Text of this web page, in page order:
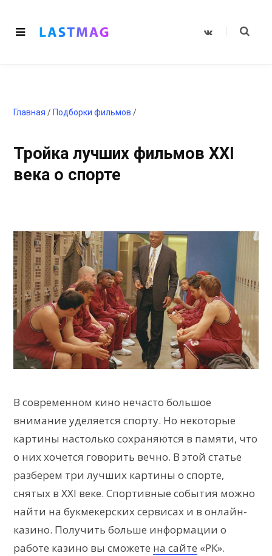
V
Главная / Подборки фильмов /
Тройка лучших фильмов XXI
века о спорте
В современном кино нечасто большое
внимание уделяется спорту. Но некоторые
картины настолько сохраняются в памяти, что
о них хочется говорить вечно. В этой статье
разберем три лучших картины о спорте,
снятых в XXI веке. Спортивные события можно
найти на букмекерских сервисах и в онлайн-
казино. Получить больше информации о
работе казино вы сможете на сайте «РК».